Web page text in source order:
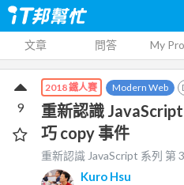
文章 問答 My
2018 鐵人賽 Modern Web
重新認識
巧 copy 事件
重新認識 JavaScript 系列 第
Kuro Hsu
9